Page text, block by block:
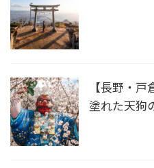
【長野・
塗れた天狗